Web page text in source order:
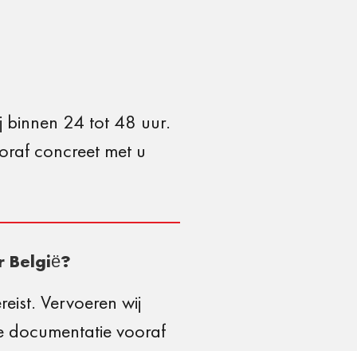
binnen 24 tot 48 uur.
concreet met u
België?
Vervoeren wij
documentatie vooraf